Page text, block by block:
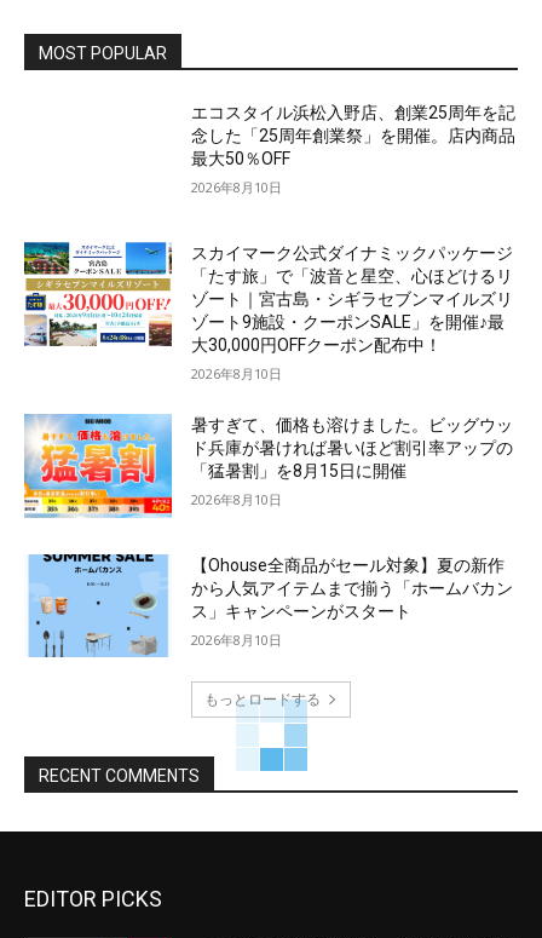
MOST POPULAR
エコスタイル浜松入野店、創業25周年を記
念した「25周年創業祭」を開催。店内商品
最大50％OFF
2026年8月10日
スカイマーク公式ダイナミックパッケージ
「たす旅」で「波音と星空、心ほどけるリ
ゾート｜宮古島・シギラセブンマイルズリ
ゾート9施設・クーポンSALE」を開催♪最
大30,000円OFFクーポン配布中！
2026年8月10日
暑すぎて、価格も溶けました。ビッグウッ
ド兵庫が暑ければ暑いほど割引率アップの
「猛暑割」を8月15日に開催
2026年8月10日
【Ohouse全商品がセール対象】夏の新作
から人気アイテムまで揃う「ホームバカン
ス」キャンペーンがスタート
2026年8月10日
もっとロードする
RECENT COMMENTS
EDITOR PICKS